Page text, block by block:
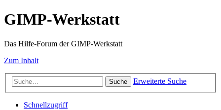
GIMP-Werkstatt
Das Hilfe-Forum der GIMP-Werkstatt
Zum Inhalt
Suche Erweiterte Suche
Schnellzugriff